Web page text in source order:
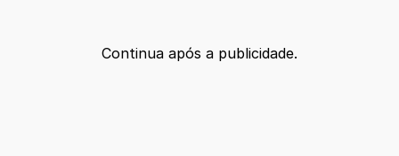
Continua após a publicidade.